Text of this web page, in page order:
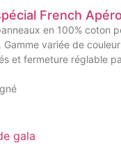
French
en 100% coton
Gamme variée de
et fermeture réglable